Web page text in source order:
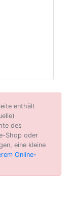
enthält
des
Shop oder
eine kleine
Online-